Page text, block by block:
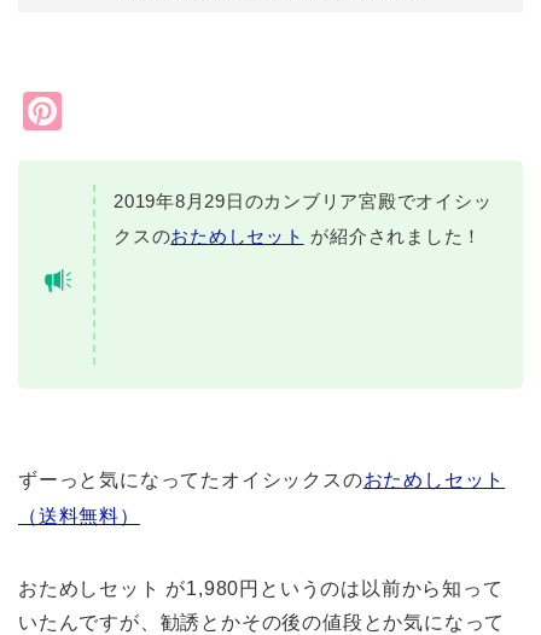
er
st
2019年8月29日のカンブリア宮殿でオイシッ
クスのおためしセット が紹介されました！
ずーっと気になってたオイシックスのおためしセット
（送料無料）
おためしセット が1,980円というのは以前から知って
いたんですが、勧誘とかその後の値段とか気になって